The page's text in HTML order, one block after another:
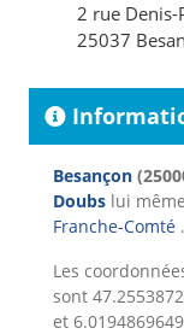
2 rue Denis-
25037
Besançon
Doubs lui
Franche-Comté .
Les
sont
et